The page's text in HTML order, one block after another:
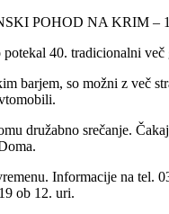
POHOD NA KRIM –
40. tradicionalni
barjem, so možni z več
družabno srečanje.
Informacije na tel.
ob 12. uri.